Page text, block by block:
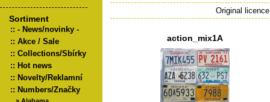
Sortiment
:: - News/novinky -
:: Akce / Sale
:: Collections/Sbírky
:: Hot news
:: Novelty/Reklamní
:: Numbers/Značky
Original
action_mix1A